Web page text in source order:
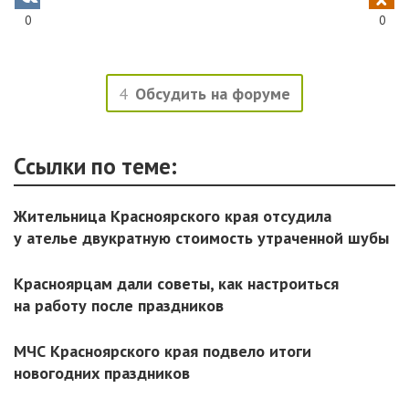
0 0
4 Обсудить на форуме
Ссылки по теме:
Жительница Красноярского края отсудила
у ателье двукратную стоимость утраченной шубы
Красноярцам дали советы, как настроиться
на работу после праздников
МЧС Красноярского края подвело итоги
новогодних праздников